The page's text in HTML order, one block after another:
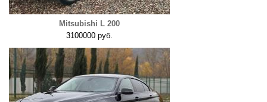
Mitsubishi L 200
3100000 руб.